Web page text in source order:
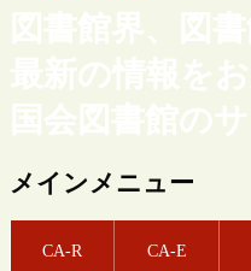
図書館界、図
最新の情報を
国会図書館の
メインメニュー
CA-R CA-E